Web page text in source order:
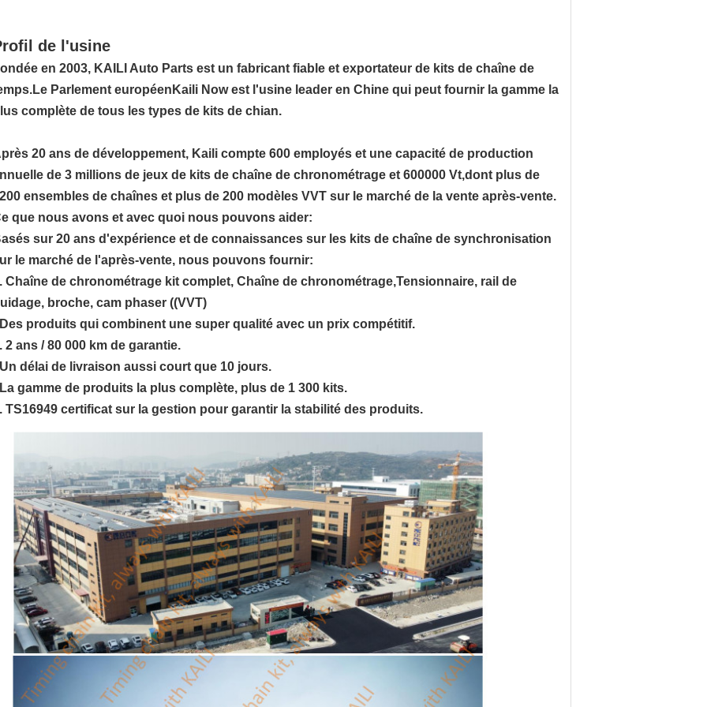
de l'usine
en 2003, KAILI Auto Parts est un fabricant fiable et exportateur de kits de chaîne de
Parlement européenKaili Now est l'usine leader en Chine qui peut fournir la gamme la
complète de tous les types de kits de chian.
20 ans de développement, Kaili compte 600 employés et une capacité de production
de 3 millions de jeux de kits de chaîne de chronométrage et 600000 Vt,dont plus de
ensembles de chaînes et plus de 200 modèles VVT sur le marché de la vente après-vente.
que nous avons et avec quoi nous pouvons aider:
sur 20 ans d'expérience et de connaissances sur les kits de chaîne de synchronisation
le marché de l'après-vente, nous pouvons fournir:
Chaîne de chronométrage kit complet, Chaîne de chronométrage,Tensionnaire, rail de
broche, cam phaser ((VVT)
produits qui combinent une super qualité avec un prix compétitif.
2 ans / 80 000 km de garantie.
délai de livraison aussi court que 10 jours.
gamme de produits la plus complète, plus de 1 300 kits.
TS16949 certificat sur la gestion pour garantir la stabilité des produits.